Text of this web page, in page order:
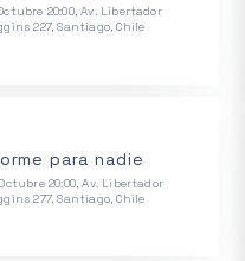
20:00, Av. Libertador
227, Santiago, Chile
para nadie
20:00, Av. Libertador
277, Santiago, Chile